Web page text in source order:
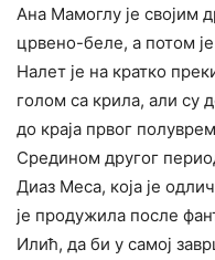
Ана Мамоглу је својим
црвено-беле, а потом
Налет је на кратко
голом са крила, али су
до краја првог
Средином другог
Диаз Меса, која је
је продужила после
Илић, да би у самој